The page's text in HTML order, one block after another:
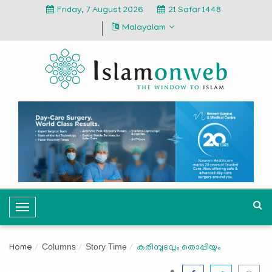
Friday, 7 August 2026
21 Safar 1448
Malayalam
T
o
g
Home Columns Story Time കരിമ്പുടവും തൊപ്പിയും